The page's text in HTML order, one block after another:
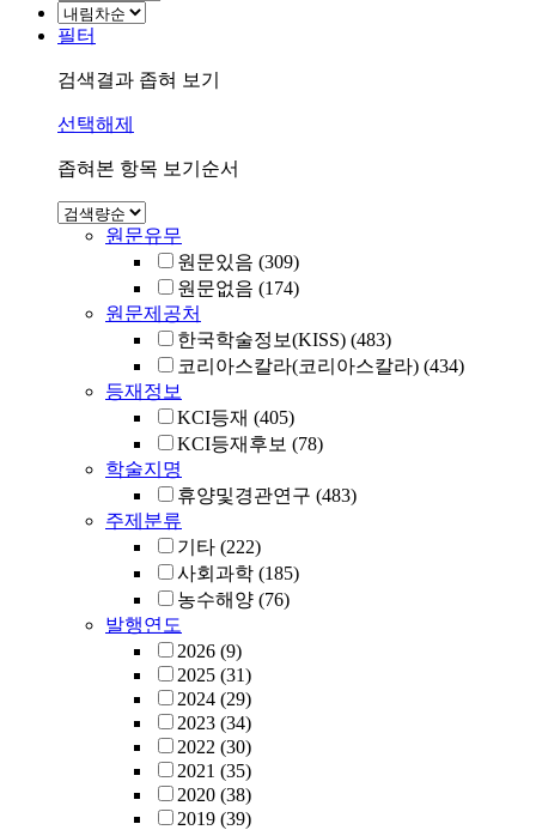
필터
검색결과 좁혀 보기
선택해제
좁혀본 항목 보기순서
원문유무
원문있음 (309)
원문없음 (174)
원문제공처
한국학술정보(KISS) (483)
코리아스칼라(코리아스칼라) (434)
등재정보
KCI등재 (405)
KCI등재후보 (78)
학술지명
휴양및경관연구 (483)
주제분류
기타 (222)
사회과학 (185)
농수해양 (76)
발행연도
2026 (9)
2025 (31)
2024 (29)
2023 (34)
2022 (30)
2021 (35)
2020 (38)
2019 (39)